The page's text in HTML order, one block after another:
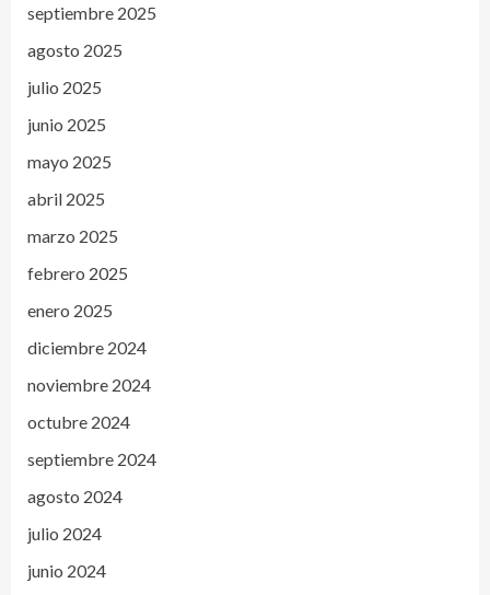
septiembre 2025
agosto 2025
julio 2025
junio 2025
mayo 2025
abril 2025
marzo 2025
febrero 2025
enero 2025
diciembre 2024
noviembre 2024
octubre 2024
septiembre 2024
agosto 2024
julio 2024
junio 2024